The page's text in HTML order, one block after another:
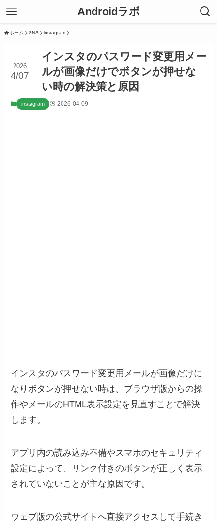
Androidラボ
ホーム SNS instagram
インスタのパスワード変更用メー
ルが画像だけでボタンが押せな
い時の解決策と原因
2026
4/07
instagram 2026-04-09
インスタのパスワード変更用メールが画像だけに
なりボタンが押せない時は、ブラウザ版からの操
作やメールのHTML表示設定を見直すことで解決
します。
アプリ内の読み込み不備やスマホのセキュリティ
設定によって、リンク付きのボタンが正しく表示
されていないことが主な原因です。
ウェブ版の公式サイトへ直接アクセスして手続き